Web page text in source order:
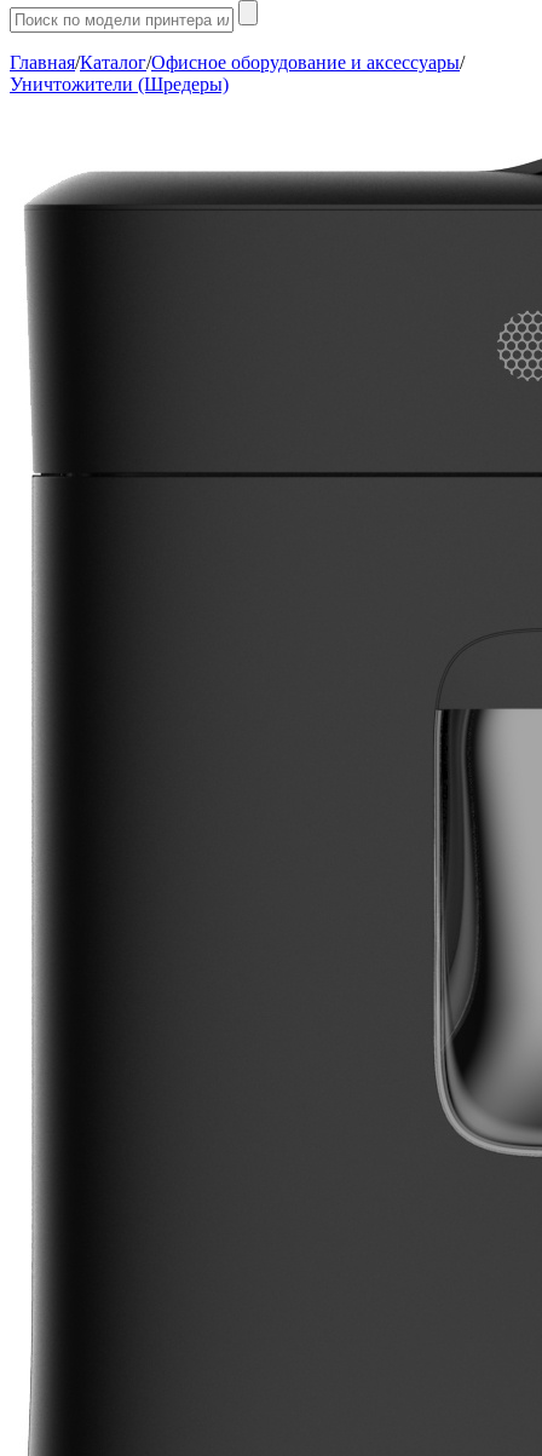
Главная/Каталог/Офисное оборудование и аксессуары/
Уничтожители (Шредеры)